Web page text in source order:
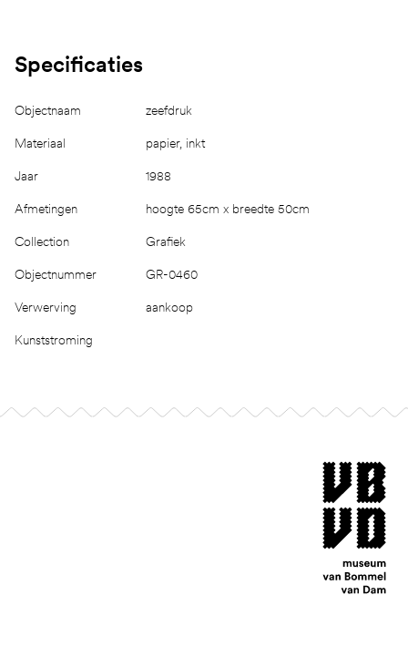
Specificaties
Objectnaam zeefdruk
Materiaal papier, inkt
Jaar 1988
Afmetingen hoogte 65cm x breedte 50cm
Collection Grafiek
Objectnummer GR-0460
Verwerving aankoop
Kunststroming
museum van